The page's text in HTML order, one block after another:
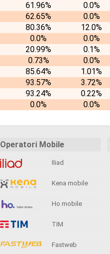
61.96%
0.0%
62.65%
0.0%
80.36%
12.0%
0.0%
0.0%
20.99%
0.1%
0.73%
0.0%
85.64%
1.01%
93.57%
3.72%
93.24%
0.22%
0.0% 0.0%
Operatori Mobile
Iliad
Kena mobile
Ho mobile
TIM
Fastweb